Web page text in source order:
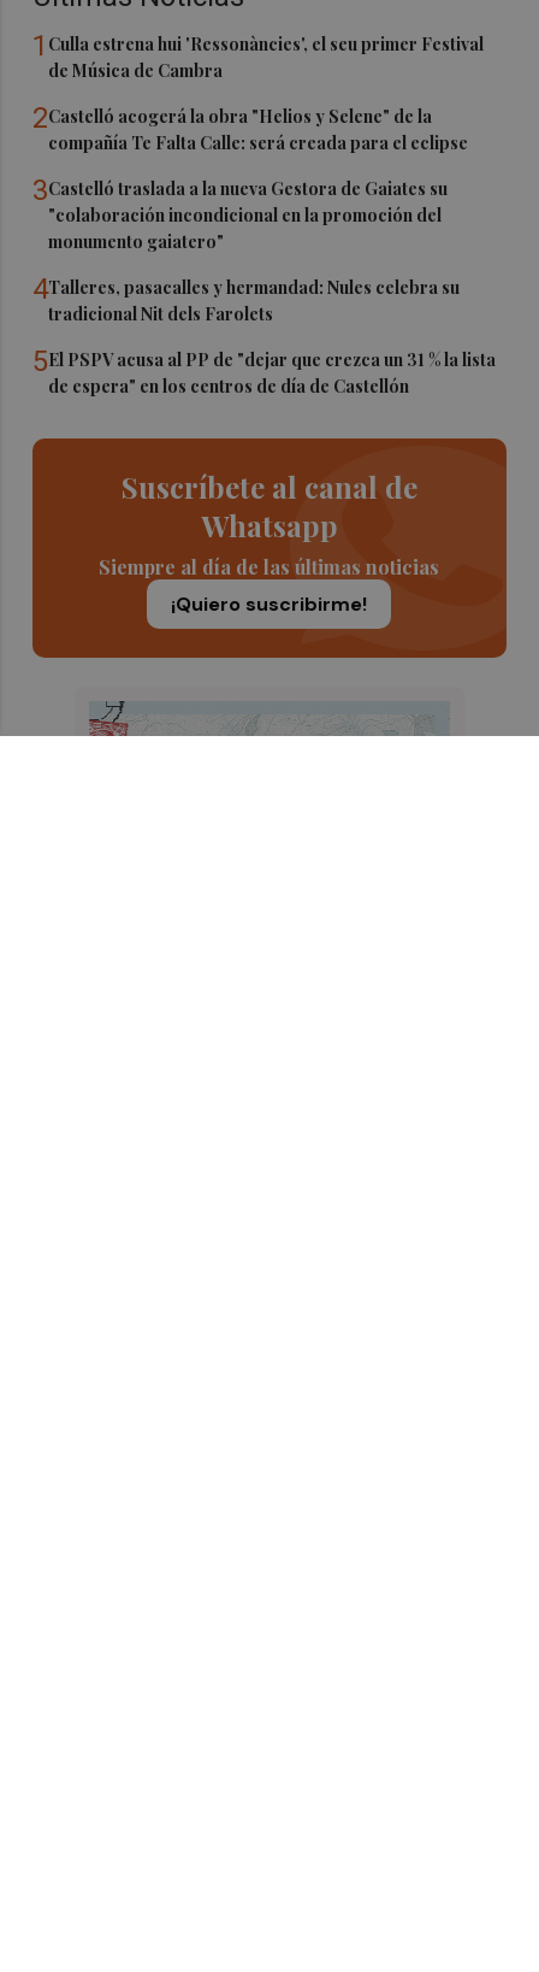
1 Culla estrena hui 'Ressonàncies', el seu primer Festival
de Música de Cambra
2Castelló acogerá la obra "Helios y Selene" de la
compañía Te Falta Calle: será creada para el eclipse
3Castelló traslada a la nueva Gestora de Gaiates su
"colaboración incondicional en la promoción del
monumento gaiatero"
4Talleres, pasacalles y hermandad: Nules celebra su
tradicional Nit dels Farolets
5El PSPV acusa al PP de "dejar que crezca un 31 % la lista
de espera" en los centros de día de Castellón
Suscríbete al canal de
Whatsapp
Siempre al día de las últimas noticias
¡Quiero suscribirme!